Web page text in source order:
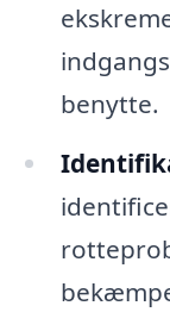
benytte.